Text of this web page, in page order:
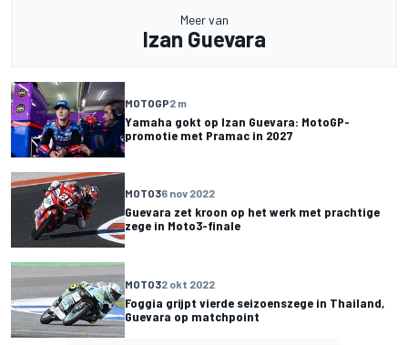
Meer van
Izan Guevara
MOTOGP2 m
Yamaha gokt op Izan Guevara: MotoGP-
promotie met Pramac in 2027
MOTO36 nov 2022
Guevara zet kroon op het werk met prachtige
zege in Moto3-finale
MOTO32 okt 2022
Foggia grijpt vierde seizoenszege in Thailand,
Guevara op matchpoint